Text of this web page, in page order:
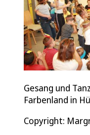
Gesang und
Farbenland in
Copyright: